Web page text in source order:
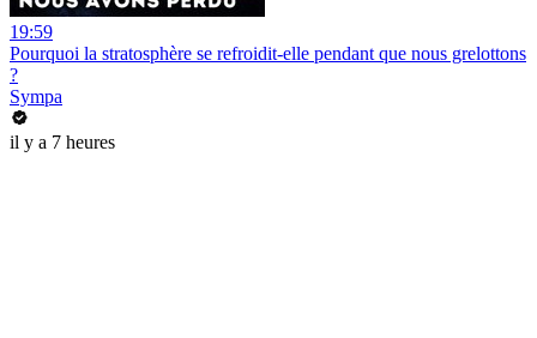
19:59
Pourquoi la stratosphère se refroidit-elle pendant que nous grelottons
?
Sympa
il y a 7 heures